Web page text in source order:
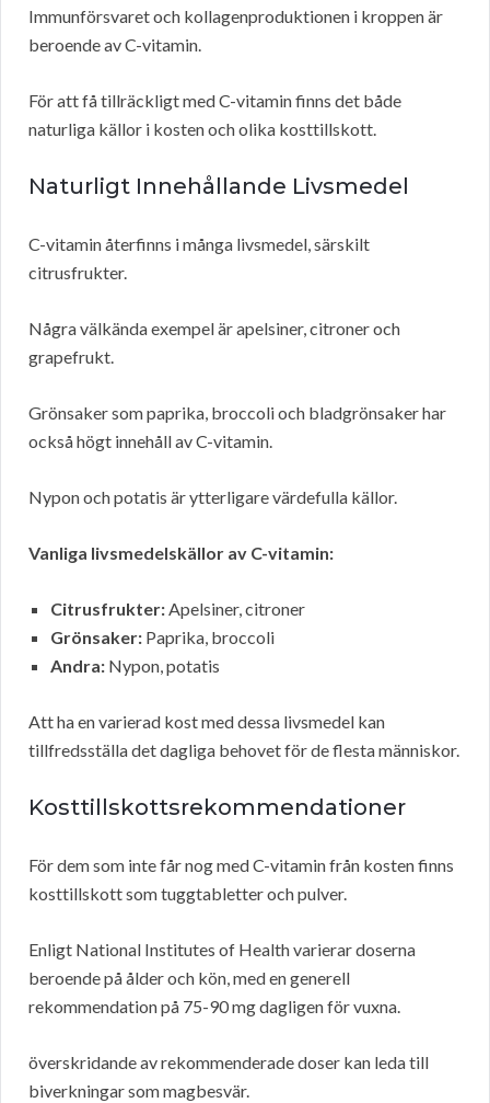
Immunförsvaret och kollagenproduktionen i kroppen är
beroende av C-vitamin.
För att få tillräckligt med C-vitamin finns det både
naturliga källor i kosten och olika kosttillskott.
Naturligt Innehållande Livsmedel
C-vitamin återfinns i många livsmedel, särskilt
citrusfrukter.
Några välkända exempel är apelsiner, citroner och
grapefrukt.
Grönsaker som paprika, broccoli och bladgrönsaker har
också högt innehåll av C-vitamin.
Nypon och potatis är ytterligare värdefulla källor.
Vanliga livsmedelskällor av C-vitamin:
Citrusfrukter:Apelsiner, citroner
Grönsaker: Paprika, broccoli
Andra: Nypon, potatis
Att ha en varierad kost med dessa livsmedel kan
tillfredsställa det dagliga behovet för de flesta människor.
Kosttillskottsrekommendationer
För dem som inte får nog med C-vitamin från kosten finns
kosttillskott som tuggtabletter och pulver.
Enligt National Institutes of Health varierar doserna
beroende på ålder och kön, med en generell
rekommendation på 75-90 mg dagligen för vuxna.
överskridande av rekommenderade doser kan leda till
biverkningar som magbesvär.